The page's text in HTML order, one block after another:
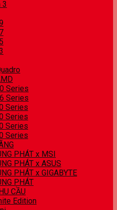
3
Series
Series
Series
Series
Series
Series
PHÁT x MSI
PHÁT x ASUS
PHÁT x GIGABYTE
PHÁT
CẦU
Edition